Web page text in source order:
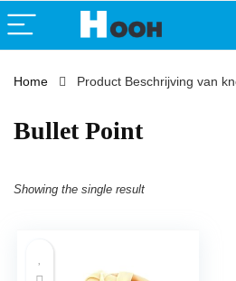
Home Product Beschrijving van
‎Bullet Point
Showing the single result